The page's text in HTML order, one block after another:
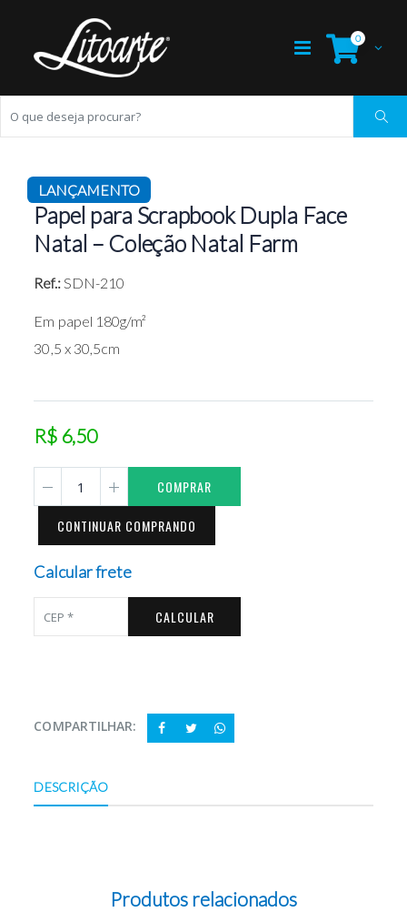
0
LANÇAMENTO
Papel para Scrapbook Dupla Face
Natal – Coleção Natal Farm
Ref.:SDN-210
Em papel 180g/m²
30,5 x 30,5cm
R$ 6,50
COMPRAR
CONTINUAR COMPRANDO
Calcular frete
CALCULAR
COMPARTILHAR:
DESCRIÇÃO
Produtos relacionados